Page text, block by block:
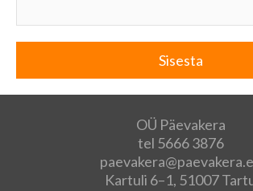
OÜ Päevakera
tel 5666 3876
Kartuli 6–1, 51007